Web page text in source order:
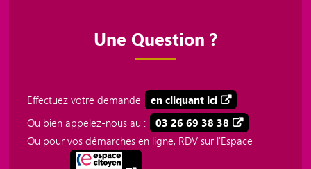
Une Question ?
Effectuez votre demande
en cliquant ici
Ou bien appelez-nous au :
03 26 69 38 38
Ou pour vos démarches en ligne, RDV sur l'Espace